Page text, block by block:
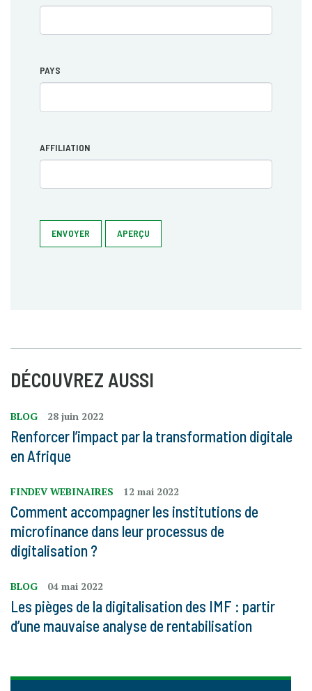
PAYS
AFFILIATION
ENVOYER APERÇU
DÉCOUVREZ AUSSI
BLOG 28 juin 2022
Renforcer l’impact par la transformation digitale
en Afrique
FINDEV WEBINAIRES 12 mai 2022
Comment accompagner les institutions de
microfinance dans leur processus de
digitalisation ?
BLOG 04 mai 2022
Les pièges de la digitalisation des IMF : partir
d’une mauvaise analyse de rentabilisation